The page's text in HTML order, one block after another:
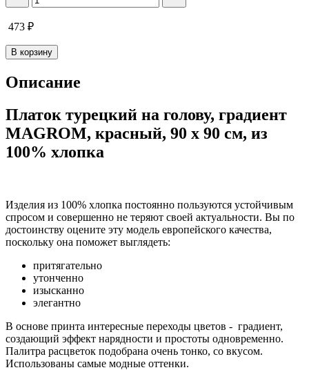
473 ₽
В корзину
Описание
Платок турецкий на голову, градиент
MAGROM, красный, 90 х 90 см, из
100% хлопка
Изделия из 100% хлопка постоянно пользуются устойчивым
спросом и совершенно не теряют своей актуальности. Вы по
достоинству оцените эту модель европейского качества,
поскольку она поможет выглядеть:
притягательно
утонченно
изысканно
элегантно
В основе принта интересные переходы цветов - градиент,
создающий эффект нарядности и простоты одновременно.
Палитра расцветок подобрана очень тонко, со вкусом.
Использованы самые модные оттенки.